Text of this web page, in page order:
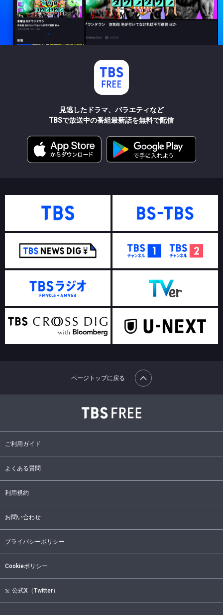
見逃したドラマ、バラエティなど
TBSで放送中の番組最新話を無料で配信
ご利用ガイド
よくある質問
利用規約
お問い合わせ
プライバシーポリシー
Cookieポリシー
公式X（Twitter）
ページトップに戻る